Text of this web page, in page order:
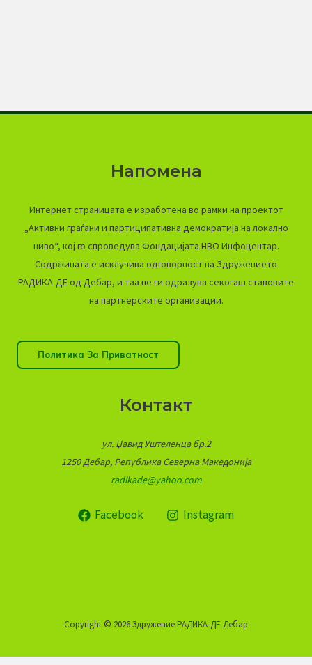
Напомена
Интернет страницата е изработена во рамки на проектот
„Активни граѓани и партиципативна демократија на локално
ниво“, кој го спроведува Фондацијата НВО Инфоцентар.
Содржината е исклучива одговорност на Здружението
РАДИКА-ДЕ од Дебар, и таа не ги одразува секогаш ставовите
на партнерските организации.
Политика За Приватност
Контакт
ул. Џавид Уштеленца бр.2
1250 Дебар, Република Северна Македонија
radikade@yahoo.com
Facebook Instagram
Copyright © 2026 Здружение РАДИКА-ДЕ Дебар